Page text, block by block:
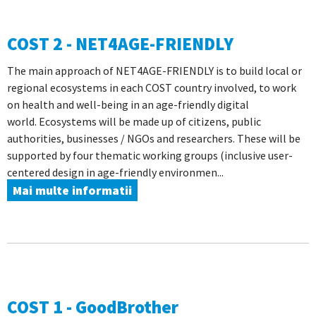
COST 2 - NET4AGE-FRIENDLY
The main approach of NET4AGE-FRIENDLY is to build local or
regional ecosystems in each COST country involved, to work
on health and well-being in an age-friendly digital
world. Ecosystems will be made up of citizens, public
authorities, businesses / NGOs and researchers. These will be
supported by four thematic working groups (inclusive user-
centered design in age-friendly environmen...
Mai multe informatii
COST 1 - GoodBrother